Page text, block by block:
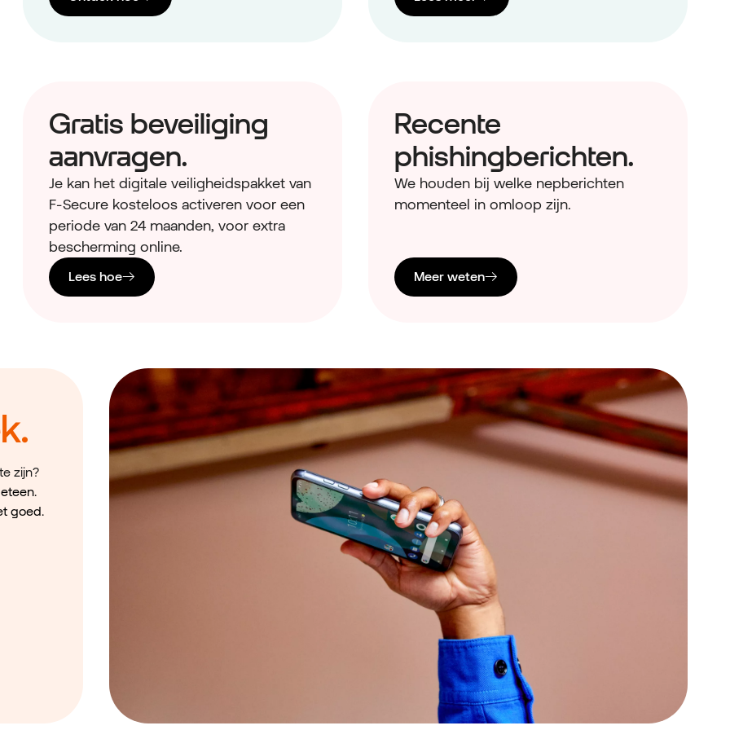
Gratis beveiliging
aanvragen.
Je kan het digitale veiligheidspakket van
F‑Secure kosteloos activeren voor een
periode van 24 maanden, voor extra
bescherming online.
Lees hoe
Recente
phishingberichten.
We houden bij welke nepberichten
momenteel in omloop zijn.
Meer weten
zijn?
goed.